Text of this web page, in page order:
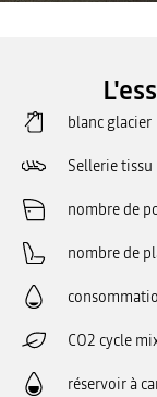
blanc glacier
Sellerie tissu
nombre de
nombre de
CO2 cycle
réservoir à